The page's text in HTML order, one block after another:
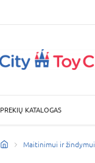
PREKIŲ KATALOGAS
Maitinimui ir žindymui